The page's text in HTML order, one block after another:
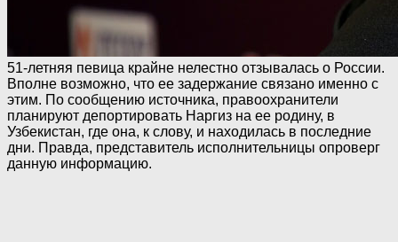
51-летняя певица крайне нелестно отзывалась о России.
Вполне возможно, что ее задержание связано именно с
этим. По сообщению источника, правоохранители
планируют депортировать Наргиз на ее родину, в
Узбекистан, где она, к слову, и находилась в последние
дни. Правда, представитель исполнительницы опроверг
данную информацию.